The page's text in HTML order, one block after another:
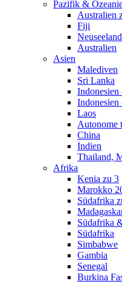
Pazifik &
Australien
Fiji
Neuseeland
Australien
Asien
Malediven
Sri Lanka
Indonesien
Laos
Autonome
China
Indien
Thailand,
Afrika
Kenia zu 3
Marokko
Südafrika
Südafrika
Südafrika
Simbabwe
Gambia
Senegal
Burkina